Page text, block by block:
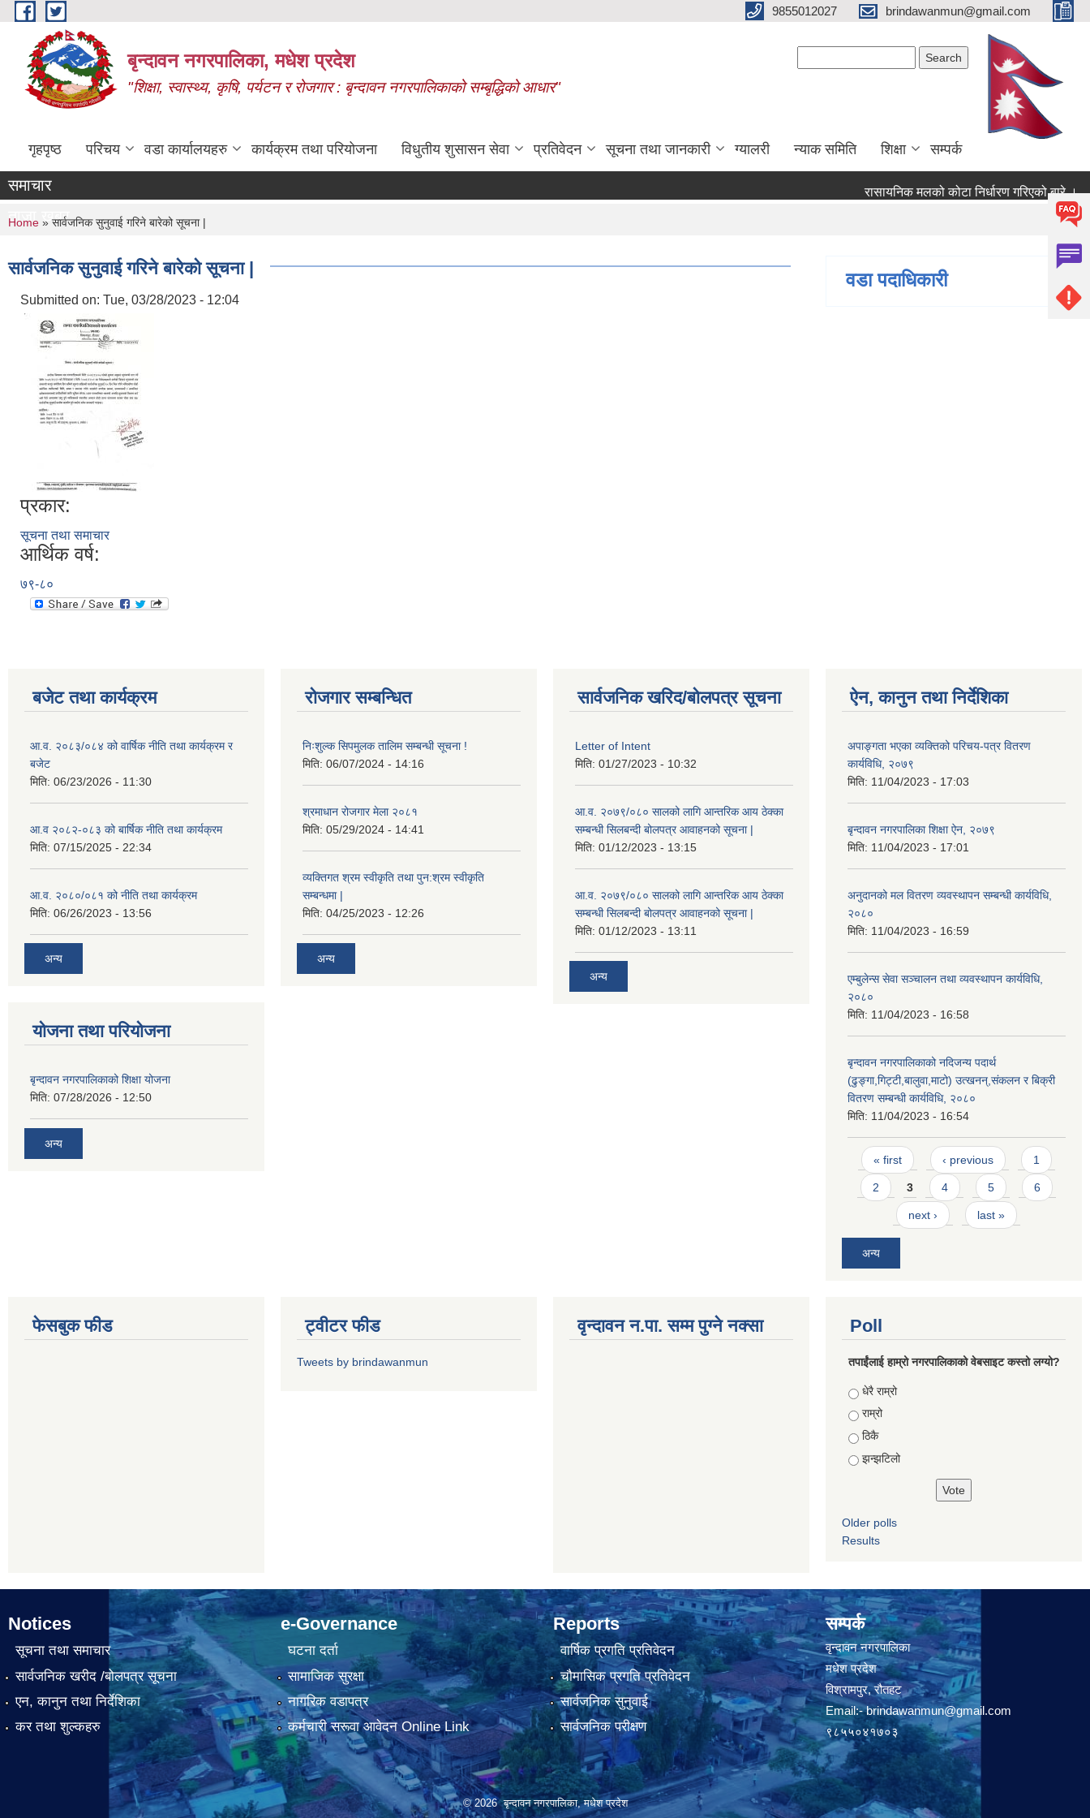
Skip to main content 9855012027 brindawanmun@gmail.com
बृन्दावन नगरपालिका, मधेश प्रदेश
"शिक्षा, स्वास्थ्य, कृषि, पर्यटन र रोजगार : बृन्दावन नगरपालिकाको सम्बृद्धिको आधार"
गृहपृष्ठ परिचय वडा कार्यालयहरु कार्यक्रम तथा परियोजना विधुतीय शुसासन सेवा प्रतिवेदन सूचना तथा जानकारी ग्यालरी न्याक समिति शिक्षा सम्पर्क
समाचार रासायनिक मलको कोटा निर्धारण गरिएको बारे ।
ताजा खबर
You are here
Home » सार्वजनिक सुनुवाई गरिने बारेको सूचना |
सार्वजनिक सुनुवाई गरिने बारेको सूचना |
Submitted on: Tue, 03/28/2023 - 12:04
प्रकार:
सूचना तथा समाचार
आर्थिक वर्ष:
७९-८०
वडा पदाधिकारी
बजेट तथा कार्यक्रम
आ.व. २०८३/०८४ को वार्षिक नीति तथा कार्यक्रम र
बजेट
मिति: 06/23/2026 - 11:30
आ.व २०८२-०८३ को बार्षिक नीति तथा कार्यक्रम
मिति: 07/15/2025 - 22:34
आ.व. २०८०/०८१ को नीति तथा कार्यक्रम
मिति: 06/26/2023 - 13:56
अन्य
योजना तथा परियोजना
बृन्दावन नगरपालिकाको शिक्षा योजना
मिति: 07/28/2026 - 12:50
अन्य
रोजगार सम्बन्धित
निःशुल्क सिपमुलक तालिम सम्बन्धी सूचना !
मिति: 06/07/2024 - 14:16
श्रमाधान रोजगार मेला २०८१
मिति: 05/29/2024 - 14:41
व्यक्तिगत श्रम स्वीकृति तथा पुन:श्रम स्वीकृति
सम्बन्धमा |
मिति: 04/25/2023 - 12:26
अन्य
सार्वजनिक खरिद/बोलपत्र सूचना
Letter of Intent
मिति: 01/27/2023 - 10:32
आ.व. २०७९/०८० सालको लागि आन्तरिक आय ठेक्का
सम्बन्धी सिलबन्दी बोलपत्र आवाहनको सूचना |
मिति: 01/12/2023 - 13:15
आ.व. २०७९/०८० सालको लागि आन्तरिक आय ठेक्का
सम्बन्धी सिलबन्दी बोलपत्र आवाहनको सूचना |
मिति: 01/12/2023 - 13:11
अन्य
ऐन, कानुन तथा निर्देशिका
अपाङ्गता भएका व्यक्तिको परिचय-पत्र वितरण
कार्यविधि, २०७९
मिति: 11/04/2023 - 17:03
बृन्दावन नगरपालिका शिक्षा ऐन, २०७९
मिति: 11/04/2023 - 17:01
अनुदानको मल वितरण व्यवस्थापन सम्बन्धी कार्यविधि,
२०८०
मिति: 11/04/2023 - 16:59
एम्बुलेन्स सेवा सञ्चालन तथा व्यवस्थापन कार्यविधि,
२०८०
मिति: 11/04/2023 - 16:58
बृन्दावन नगरपालिकाको नदिजन्य पदार्थ
(ढुङ्गा,गिट्टी,बालुवा,माटो) उत्खनन्,संकलन र बिक्री
वितरण सम्बन्धी कार्यविधि, २०८०
मिति: 11/04/2023 - 16:54
Pages
« first ‹ previous 1
2 3 4 5 6
next › last »
अन्य
फेसबुक फीड ट्वीटर फीड
Tweets by brindawanmun
वृन्दावन न.पा. सम्म पुग्ने नक्सा Poll
तपाईंलाई हाम्रो नगरपालिकाको वेबसाइट कस्तो लग्यो?
Choices
धेरै राम्रो
राम्रो
ठिकै
झन्झटिलो
Older polls
Results
Notices
सूचना तथा समाचार
सार्वजनिक खरीद /बोलपत्र सूचना
एन, कानुन तथा निर्देशिका
कर तथा शुल्कहरु
e-Governance
घटना दर्ता
सामाजिक सुरक्षा
नागरिक वडापत्र
कर्मचारी सरूवा आवेदन Online Link
Reports
वार्षिक प्रगति प्रतिवेदन
चौमासिक प्रगति प्रतिवेदन
सार्वजनिक सुनुवाई
सार्वजनिक परीक्षण
सम्पर्क
वृन्दावन नगरपालिका
मधेश प्रदेश
विश्रामपुर, रौतहट
Email:-brindawanmun@gmail.com
९८५५०४१७०३
© 2026 बृन्दावन नगरपालिका, मधेश प्रदेश